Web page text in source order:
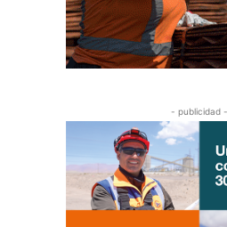
- publicidad -